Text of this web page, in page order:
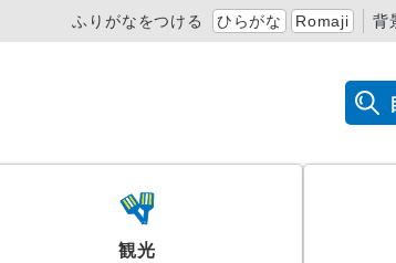
ふりがなをつける ひらがな Romaji 背
観光